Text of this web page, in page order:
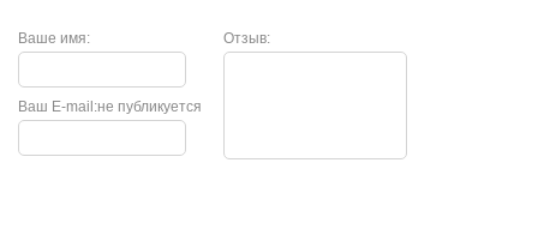
Ваше имя: Отзыв:
не публикуется
Ваш E-mail: